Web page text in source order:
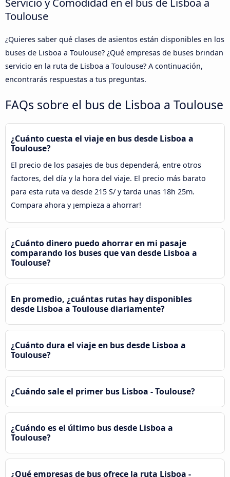
Toulouse
¿Quieres saber qué clases de asientos están disponibles en los
buses de Lisboa a Toulouse? ¿Qué empresas de buses brindan
servicio en la ruta de Lisboa a Toulouse? A continuación,
encontrarás respuestas a tus preguntas.
FAQs sobre el bus de Lisboa a Toulouse
¿Cuánto cuesta el viaje en bus desde Lisboa a
Toulouse?
El precio de los pasajes de bus dependerá, entre otros
factores, del día y la hora del viaje. El precio más barato
para esta ruta va desde 215 S/ y tarda unas 18h 25m.
Compara ahora y ¡empieza a ahorrar!
¿Cuánto dinero puedo ahorrar en mi pasaje
comparando los buses que van desde Lisboa a
Toulouse?
En promedio, ¿cuántas rutas hay disponibles
desde Lisboa a Toulouse diariamente?
¿Cuánto dura el viaje en bus desde Lisboa a
Toulouse?
¿Cuándo sale el primer bus Lisboa - Toulouse?
¿Cuándo es el último bus desde Lisboa a
Toulouse?
¿Qué empresas de bus ofrece la ruta Lisboa -